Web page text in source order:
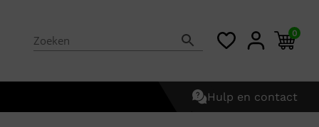
0
Hulp en contact